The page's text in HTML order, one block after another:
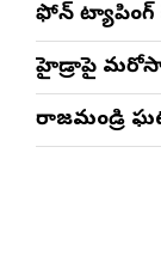
ఫోన్ ట్యాపింగ్
హైడ్రాపై
రాజమండ్రి